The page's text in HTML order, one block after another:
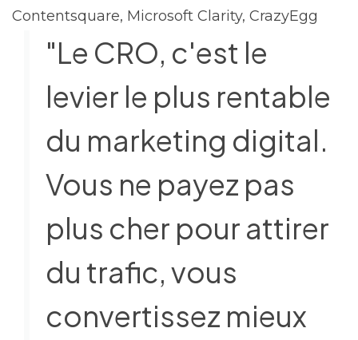
Contentsquare, Microsoft Clarity, CrazyEgg
"Le CRO, c'est le
levier le plus rentable
du marketing digital.
Vous ne payez pas
plus cher pour attirer
du trafic, vous
convertissez mieux